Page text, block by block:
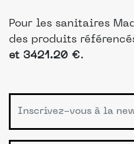
Pour les sanitaires
des produits
et 3421.20 €.